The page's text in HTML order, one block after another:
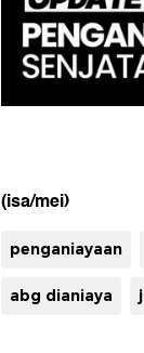
(isa/mei)
penganiayaan
abg dianiaya